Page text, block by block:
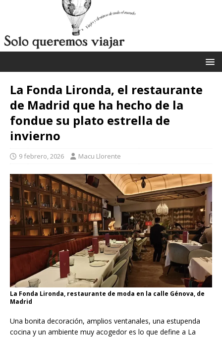
La Fonda Lironda, el restaurante
de Madrid que ha hecho de la
fondue su plato estrella de
invierno
9 febrero, 2026 Macu Llorente
La Fonda Lironda, restaurante de moda en la calle Génova, de
Madrid
Una bonita decoración, amplios ventanales, una estupenda
cocina y un ambiente muy acogedor es lo que define a La